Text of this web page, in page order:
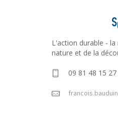
L'action durable -
nature et de la
09 81 48 15